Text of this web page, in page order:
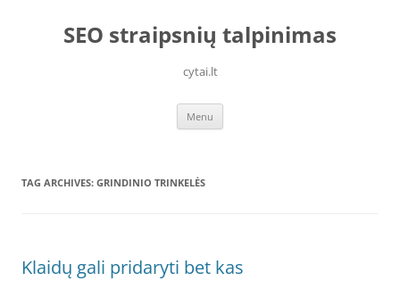
contentSEO straipsnių talpinimas
cytai.lt
Menu
TAG ARCHIVES: GRINDINIO TRINKELĖS
Klaidų gali pridaryti bet kas